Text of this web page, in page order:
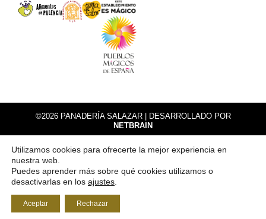
©2026 PANADERÍA SALAZAR |
DESARROLLADO POR
NETBRAIN
POLÍTICA DE PRIVACIDAD
POLÍTICA DE COOKIES
POLÍTICA DE DEVOLUCIONES Y REEMBOLSOS
Utilizamos cookies para ofrecerte la mejor experiencia en
nuestra web.
Puedes aprender más sobre qué cookies utilizamos o
desactivarlas en los ajustes
Aceptar Rechazar